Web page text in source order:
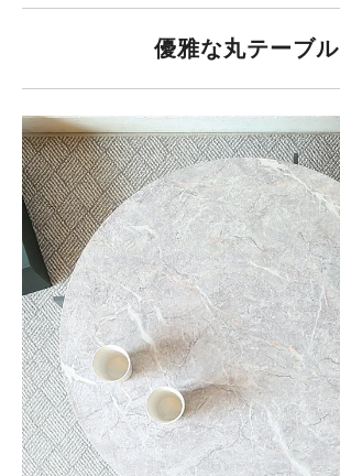
優雅な丸テーブル